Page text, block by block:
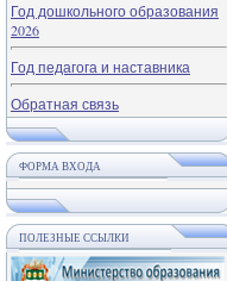
Год дошкольного образования
2026
Год педагога и наставника
Обратная связь
ФОРМА ВХОДА
ПОЛЕЗНЫЕ ССЫЛКИ